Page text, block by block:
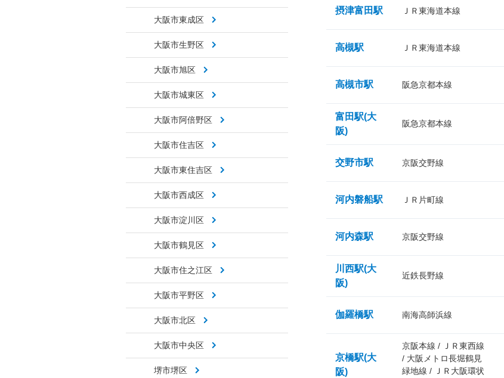
大阪市東成区
大阪市生野区
大阪市旭区
大阪市城東区
大阪市阿倍野区
大阪市住吉区
大阪市東住吉区
大阪市西成区
大阪市淀川区
大阪市鶴見区
大阪市住之江区
大阪市平野区
大阪市北区
大阪市中央区
堺市堺区
摂津富田駅 ＪＲ東海道本線
高槻駅 ＪＲ東海道本線
高槻市駅 阪急京都本線
富田駅(大
阪)
阪急京都本線
交野市駅 京阪交野線
河内磐船駅 ＪＲ片町線
河内森駅 京阪交野線
川西駅(大
阪)
近鉄長野線
伽羅橋駅 南海高師浜線
京橋駅(大
阪)
京阪本線 / ＪＲ東西線
/ 大阪メトロ長堀鶴見
緑地線 / ＪＲ大阪環状